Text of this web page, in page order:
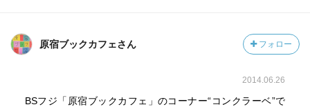
原宿ブックカフェさん フォロー
2014.06.26
BSフジ「原宿ブックカフェ」のコーナー“コンクラーベ”で